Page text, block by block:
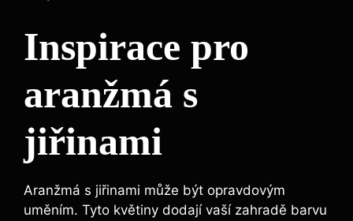
Inspirace pro
aranžmá s
jiřinami
Aranžmá s jiřinami může být opravdovým
uměním. Tyto květiny dodají vaší zahradě barvu